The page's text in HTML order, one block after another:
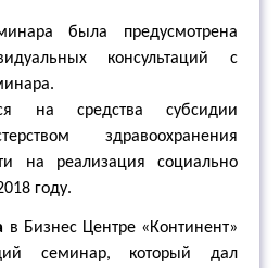
была предусмотрена
консультаций с
на средства субсидии
здравоохранения
на реализация социально
году.
в Бизнес Центре «Континент»
семинар, который дал